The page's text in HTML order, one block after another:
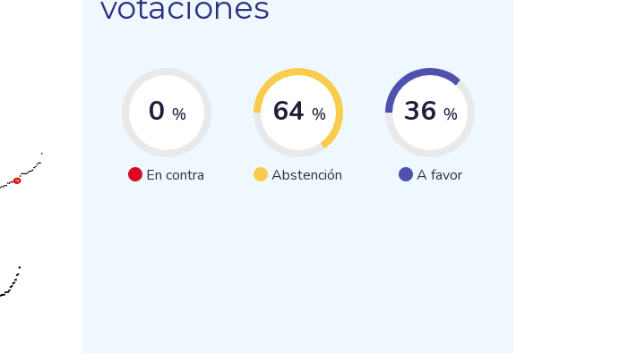
0 %
En contra
64 %
Abstención
36 %
A favor